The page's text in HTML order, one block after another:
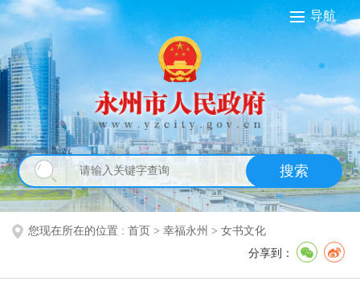
导航
搜索
您现在所在的位置 : 首页 > 幸福永州 > 女书文化
分享到：